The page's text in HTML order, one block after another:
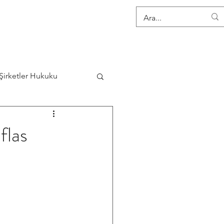
Şirketler Hukuku
Sözleşmeler Hukuku